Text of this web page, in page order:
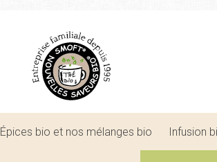
Épices bio et nos mélanges bio Infusion